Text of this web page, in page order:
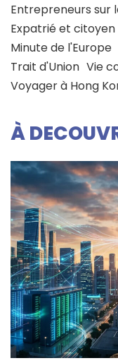
Entrepreneurs sur
Expatrié et citoyen
Minute de l'Europe
Trait d'Union Vie
Voyager à Hong
À